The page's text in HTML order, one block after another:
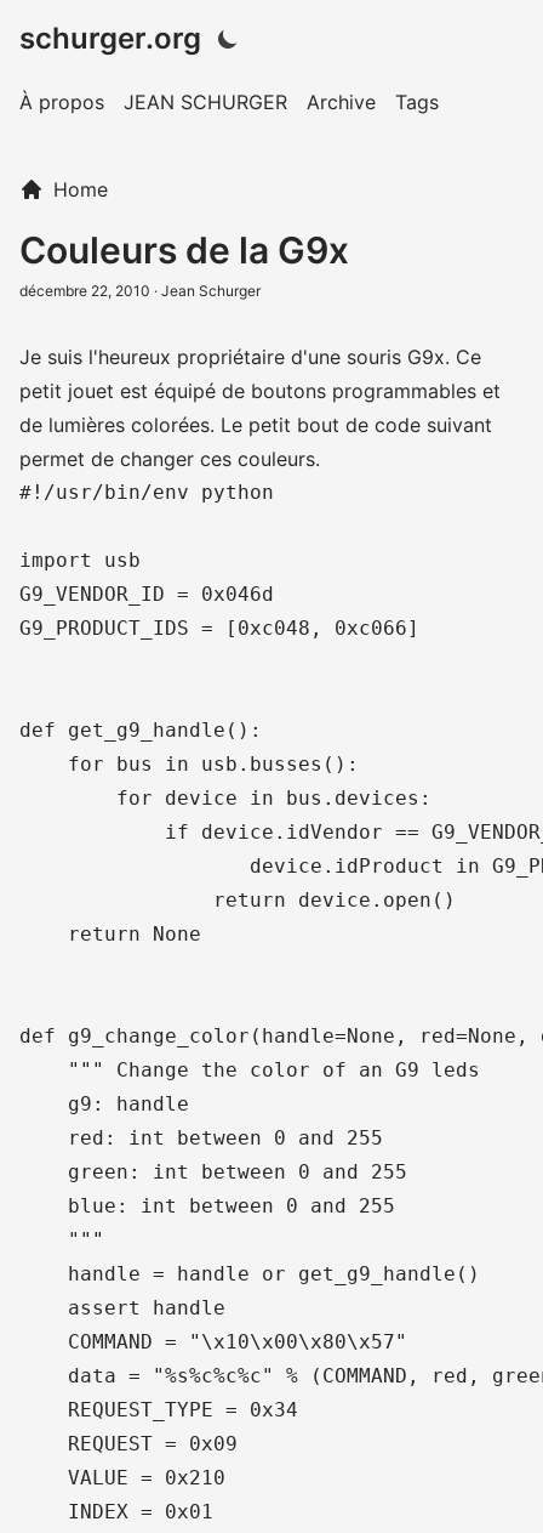
schurger.org
À propos JEAN SCHURGER Archive Tags
Home
Couleurs de la G9x
décembre 22, 2010 · Jean Schurger
Je suis l'heureux propriétaire d'une souris G9x. Ce
petit jouet est équipé de boutons programmables et
de lumières colorées. Le petit bout de code suivant
permet de changer ces couleurs.
#!/usr/bin/env python
import usb
G9_VENDOR_ID = 0x046d
G9_PRODUCT_IDS = [0xc048, 0xc066]
def get_g9_handle():
    for bus in usb.busses():
        for device in bus.devices:
if device.idVendor ==
device.idProduct in
                return device.open()
    return None
def g9_change_color(handle=None, red=None,
    """ Change the color of an G9 leds
    g9: handle
    red: int between 0 and 255
    green: int between 0 and 255
    blue: int between 0 and 255
    """
    handle = handle or get_g9_handle()
    assert handle
    COMMAND = "\x10\x00\x80\x57"
data = "%s%c%c%c" % (COMMAND, red,
    REQUEST_TYPE = 0x34
    REQUEST = 0x09
    VALUE = 0x210
    INDEX = 0x01